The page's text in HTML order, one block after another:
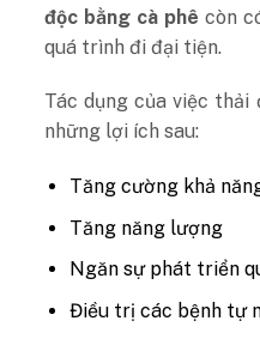
độc bằng cà phê còn
quá trình đi đại tiện.
Tác dụng của việc thải
những lợi ích sau:
Tăng cường khả
Tăng năng lượng
Ngăn sự phát triển
Điều trị các bệnh tự